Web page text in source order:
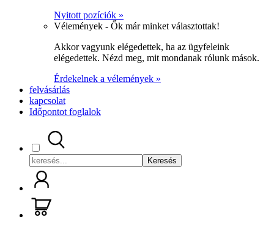
Nyitott pozíciók »
Vélemények - Ők már minket választottak!
Akkor vagyunk elégedettek, ha az ügyfeleink
elégedettek. Nézd meg, mit mondanak rólunk mások.
Érdekelnek a vélemények »
felvásárlás
kapcsolat
Időpontot foglalok
Keresés